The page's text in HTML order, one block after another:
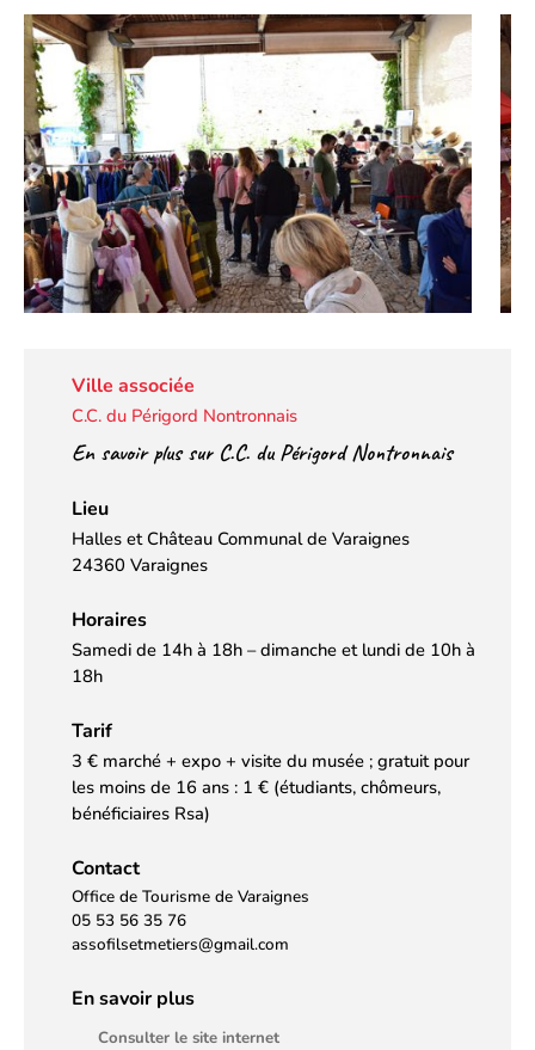
Ville associée
C.C. du Périgord Nontronnais
En savoir plus sur C.C. du Périgord Nontronnais
Lieu
Halles et Château Communal de Varaignes
24360 Varaignes
Horaires
Samedi de 14h à 18h – dimanche et lundi de 10h à
18h
Tarif
3 € marché + expo + visite du musée ; gratuit pour
les moins de 16 ans : 1 € (étudiants, chômeurs,
bénéficiaires Rsa)
Contact
Office de Tourisme de Varaignes
05 53 56 35 76
assofilsetmetiers@gmail.com
En savoir plus
Consulter le site internet